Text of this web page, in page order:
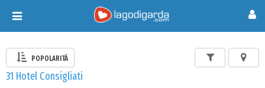
Toggle
navigation
POPOLARITÀ
31 Hotel Consigliati